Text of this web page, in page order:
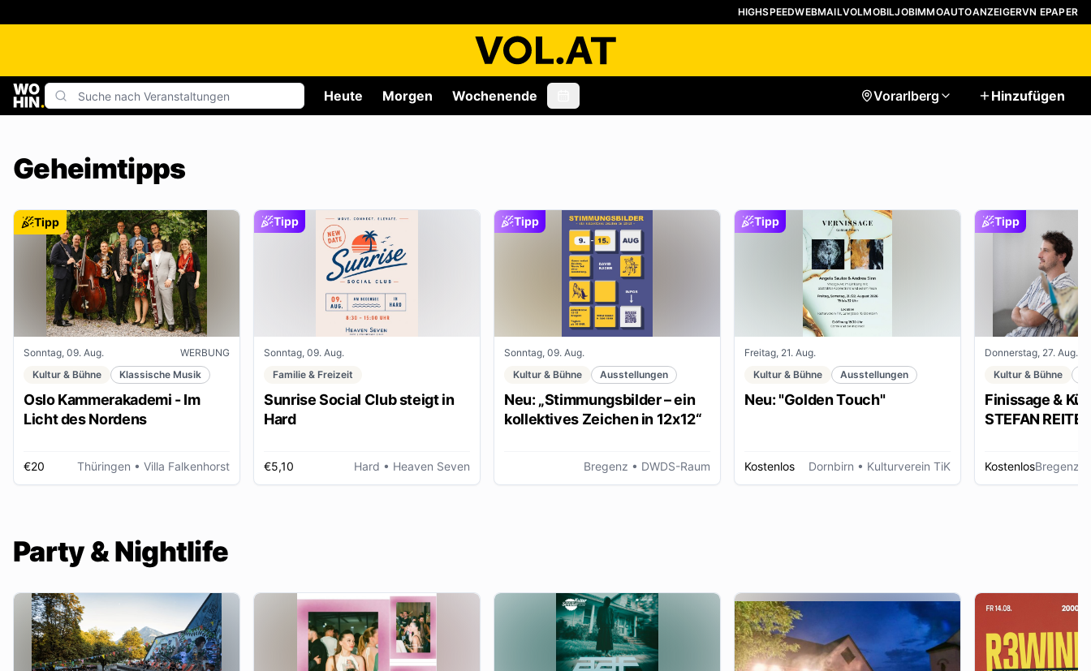
HIGHSPEEDWEBMAILVOLMOBILJOBIMMOAUTOANZEIGERVN EPAPER
Heute Morgen Wochenende Vorarlberg Hinzufügen
Geheimtipps
Tipp
Sonntag, 09. Aug.
WERBUNG
Kultur & Bühne
Klassische Musik
Oslo Kammerakademi - Im
Licht des Nordens
€20 Thüringen • Villa Falkenhorst
Tipp
Sonntag, 09. Aug.
Familie & Freizeit
Sunrise Social Club steigt in
Hard
€5,10 Hard • Heaven Seven
Tipp
Sonntag, 09. Aug.
Kultur & Bühne
Ausstellungen
Neu: „Stimmungsbilder – ein
kollektives Zeichen in 12x12“
Bregenz • DWDS-Raum
Tipp
Freitag, 21. Aug.
Kultur & Bühne
Ausstellungen
Neu: "Golden Touch"
Kostenlos Dornbirn • Kulturverein TiK
Tipp
Donnerstag, 27. Aug.
Kultur & Bühne
Finissage &
STEFAN
KostenlosBregenz
Party & Nightlife